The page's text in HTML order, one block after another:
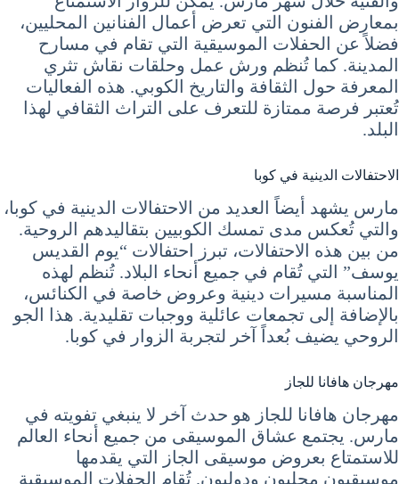
بمعارض الفنون التي تعرض أعمال الفنانين المحليين،
فضلاً عن الحفلات الموسيقية التي تقام في مسارح
المدينة. كما تُنظم ورش عمل وحلقات نقاش تثري
المعرفة حول الثقافة والتاريخ الكوبي. هذه الفعاليات
تُعتبر فرصة ممتازة للتعرف على التراث الثقافي لهذا
البلد.
الاحتفالات الدينية في كوبا
مارس يشهد أيضاً العديد من الاحتفالات الدينية في كوبا،
والتي تُعكس مدى تمسك الكوبيين بتقاليدهم الروحية.
من بين هذه الاحتفالات، تبرز احتفالات “يوم القديس
يوسف” التي تُقام في جميع أنحاء البلاد. تُنظم لهذه
المناسبة مسيرات دينية وعروض خاصة في الكنائس،
بالإضافة إلى تجمعات عائلية ووجبات تقليدية. هذا الجو
الروحي يضيف بُعداً آخر لتجربة الزوار في كوبا.
مهرجان هافانا للجاز
مهرجان هافانا للجاز هو حدث آخر لا ينبغي تفويته في
مارس. يجتمع عشاق الموسيقى من جميع أنحاء العالم
للاستمتاع بعروض موسيقى الجاز التي يقدمها
موسيقيون محليون ودوليون. تُقام الحفلات الموسيقية